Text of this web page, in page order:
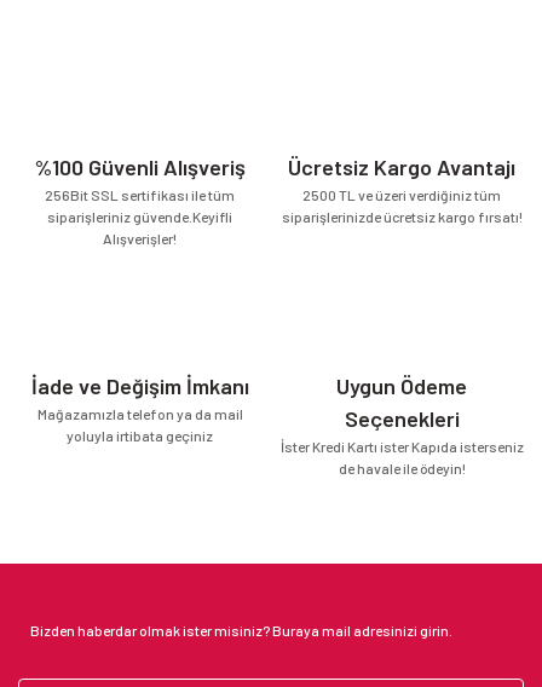
%100 Güvenli Alışveriş
256Bit SSL sertifikası ile tüm
siparişleriniz güvende.Keyifli
Alışverişler!
Ücretsiz Kargo Avantajı
2500 TL ve üzeri verdiğiniz tüm
siparişlerinizde ücretsiz kargo fırsatı!
İade ve Değişim İmkanı
Mağazamızla telefon ya da mail
yoluyla irtibata geçiniz
Uygun Ödeme
Seçenekleri
İster Kredi Kartı ister Kapıda isterseniz
de havale ile ödeyin!